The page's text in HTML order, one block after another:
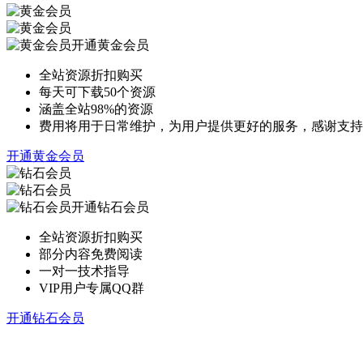
开通黄金会员
全站资源折扣购买
每天可下载50个资源
涵盖全站98%的资源
费用将用于日常维护，为用户提供更好的服务，感谢支持
开通黄金会员
开通钻石会员
全站资源折扣购买
部分内容免费阅读
一对一技术指导
VIP用户专属QQ群
开通钻石会员